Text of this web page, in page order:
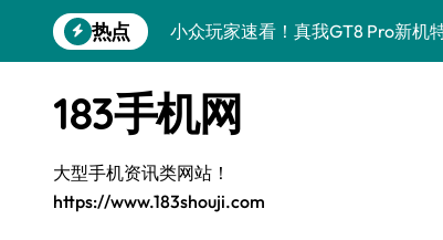
到
热点
小众玩家速看！真我GT8 Pro新机
vivo S50 Pro mini来袭！小屏党狂
OPPO Find X9 Pro深度揭秘：亮
小众视角揭秘！REDMI K90亮点配
183手机网
大型手机资讯类网站！
https://www.183shouji.com